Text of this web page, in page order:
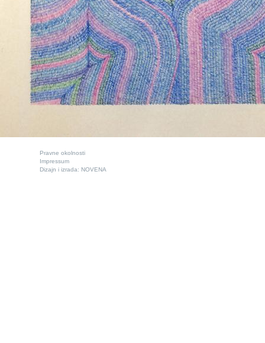
Pravne okolnosti
Impressum
Dizajn i izrada: NOVENA